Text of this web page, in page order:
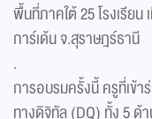
พื้นที่ภาคใต้ 25 โรงเรีย
การ์เด้น จ.สุราษฎร์ธานี
.
การอบรมครั้งนี้ ครูที่เข้
ทางดิจิทัล (DQ) ทั้ง 5 ด้